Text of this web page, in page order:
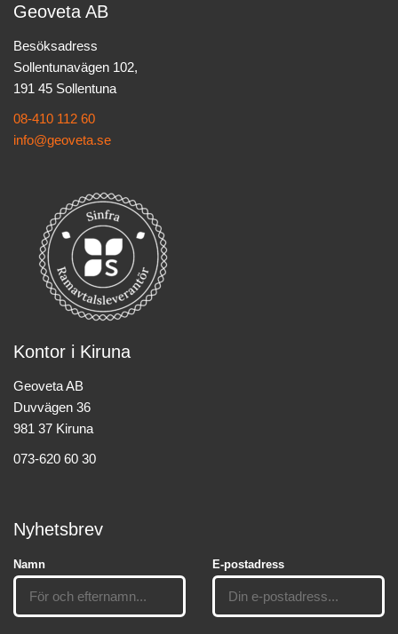
Geoveta AB
Besöksadress
Sollentunavägen 102,
191 45 Sollentuna
08-410 112 60
info@geoveta.se
Kontor i Kiruna
Geoveta AB
Duvvägen 36
981 37 Kiruna
073-620 60 30
Nyhetsbrev
Namn E-postadress